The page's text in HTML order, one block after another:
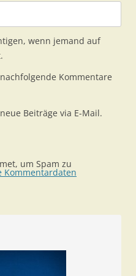
wenn jemand auf
Kommentare
Beiträge via E-Mail.
um Spam zu
Kommentardaten